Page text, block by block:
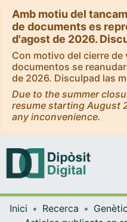
Amb motiu del
de documents es
d'agost de 2026.
Con motivo del cierre
documentos se
de 2026. Disculpad las
Due to the summer
resume starting August
any inconvenience.
Inici Recerca